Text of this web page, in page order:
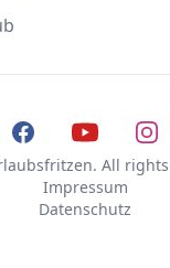
FacebookYouTube
All
Impressum
Datenschutz